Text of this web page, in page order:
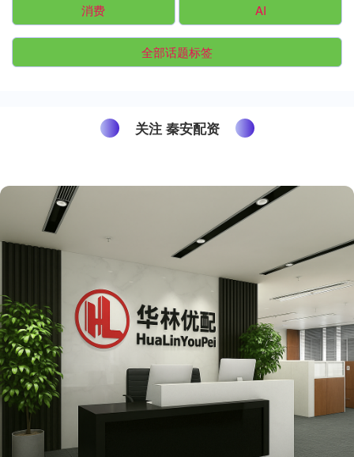
消费 AI
全部话题标签
关注 秦安配资